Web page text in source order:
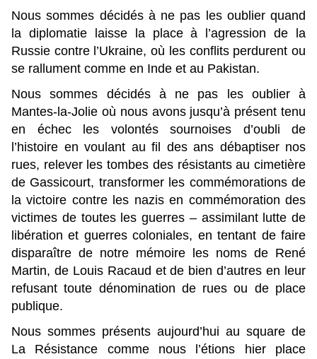
Nous sommes décidés à ne pas les oublier quand
la diplomatie laisse la place à l’agression de la
Russie contre l’Ukraine, où les conflits perdurent ou
se rallument comme en Inde et au Pakistan.
Nous sommes décidés à ne pas les oublier à
Mantes-la-Jolie où nous avons jusqu’à présent tenu
en échec les volontés sournoises d’oubli de
l’histoire en voulant au fil des ans débaptiser nos
rues, relever les tombes des résistants au cimetière
de Gassicourt, transformer les commémorations de
la victoire contre les nazis en commémoration des
victimes de toutes les guerres – assimilant lutte de
libération et guerres coloniales, en tentant de faire
disparaître de notre mémoire les noms de René
Martin, de Louis Racaud et de bien d’autres en leur
refusant toute dénomination de rues ou de place
publique.
Nous sommes présents aujourd’hui au square de
La Résistance comme nous l’étions hier place